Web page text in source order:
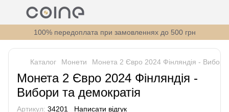
100% передоплата при замовленнях до 500 грн
Каталог Монети Монета 2 Євро 2024 Фінляндія - Вибори
Монета 2 Євро 2024 Фінляндія -
Вибори та демократія
Артикул: 34201 Написати відгук